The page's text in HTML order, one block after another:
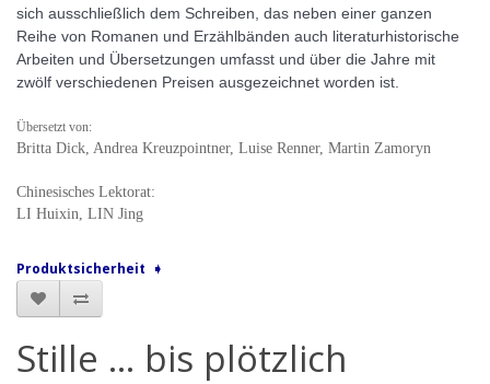
sich ausschließlich dem Schreiben, das neben einer ganzen
Reihe von Romanen und Erzählbänden auch literaturhistorische
Arbeiten und Übersetzungen umfasst und über die Jahre mit
zwölf verschiedenen Preisen ausgezeichnet worden ist.
Übersetzt von:
Britta Dick, Andrea Kreuzpointner, Luise Renner, Martin Zamoryn
Chinesisches Lektorat:
LI Huixin, LIN Jing
Produktsicherheit ➧
Stille ... bis plötzlich